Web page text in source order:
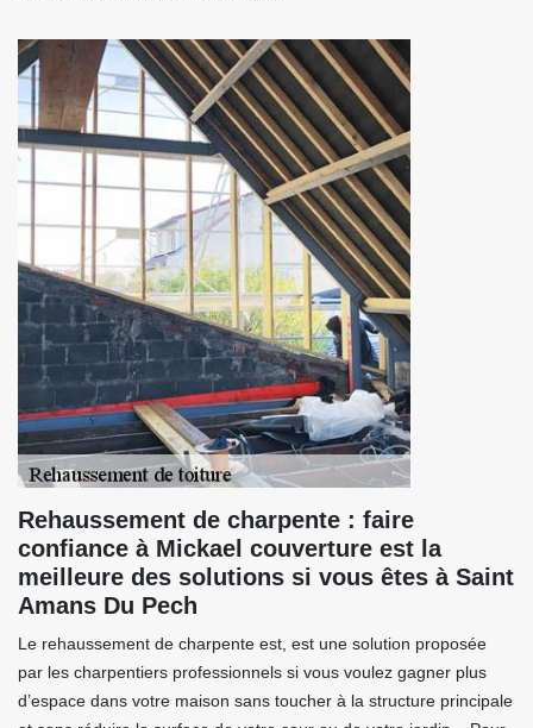
Rehaussement de charpente : faire
confiance à Mickael couverture est la
meilleure des solutions si vous êtes à Saint
Amans Du Pech
Le rehaussement de charpente est, est une solution proposée
par les charpentiers professionnels si vous voulez gagner plus
d’espace dans votre maison sans toucher à la structure principale